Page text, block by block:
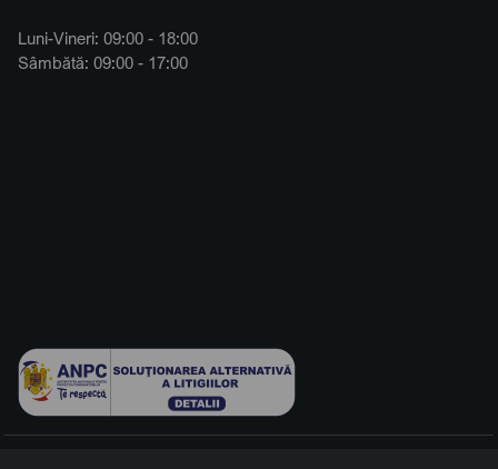
Luni-Vineri: 09:00 - 18:00
Sâmbătă: 09:00 - 17:00